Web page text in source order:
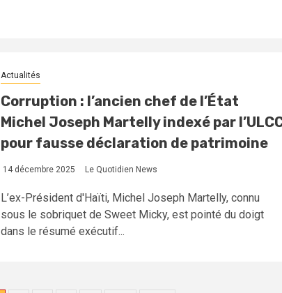
Actualités
Corruption : l’ancien chef de l’État
Michel Joseph Martelly indexé par
pour fausse déclaration de patrimoine
14 décembre 2025 Le Quotidien News
L’ex-Président d'Haïti, Michel Joseph Martelly, connu
sous le sobriquet de Sweet Micky, est pointé du doigt
dans le résumé exécutif...